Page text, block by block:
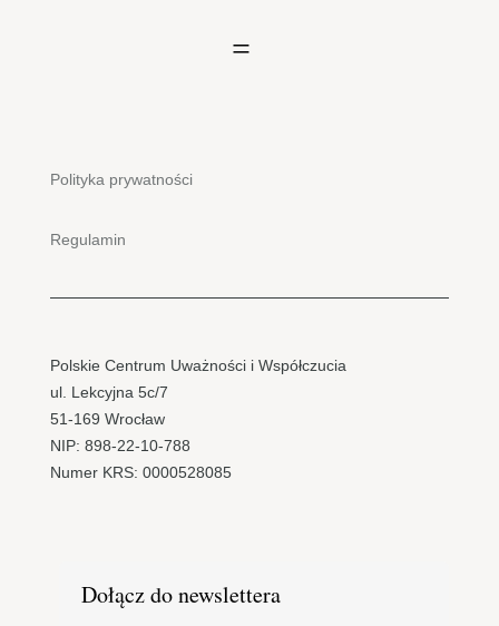
Polityka prywatności
Regulamin
Polskie Centrum Uważności i Współczucia
ul. Lekcyjna 5c/7
51-169 Wrocław
NIP: 898-22-10-788
Numer KRS: 0000528085
Dołącz do newslettera